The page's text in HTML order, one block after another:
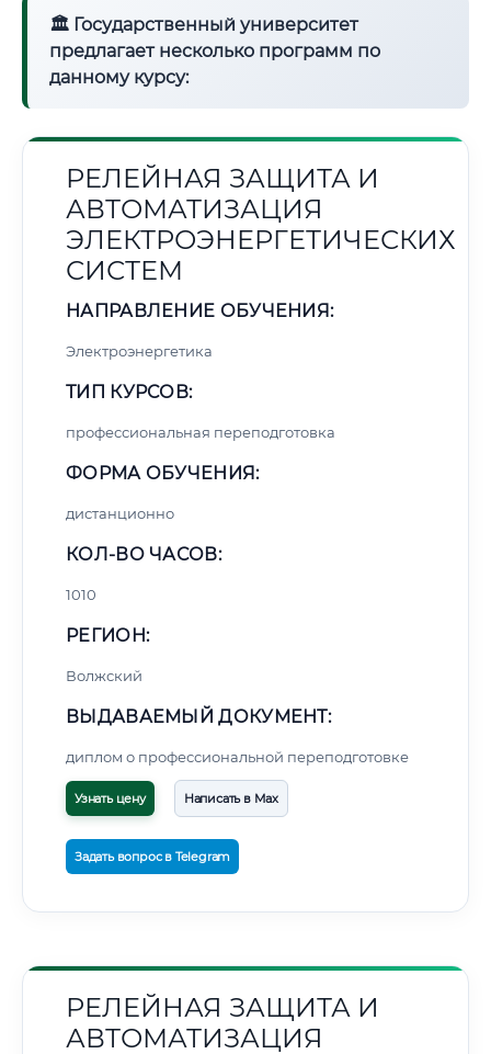
🏛 Государственный университет
предлагает несколько программ по
данному курсу:
РЕЛЕЙНАЯ ЗАЩИТА И
АВТОМАТИЗАЦИЯ
ЭЛЕКТРОЭНЕРГЕТИЧЕСКИХ
СИСТЕМ
НАПРАВЛЕНИЕ ОБУЧЕНИЯ:
Электроэнергетика
ТИП КУРСОВ:
профессиональная переподготовка
ФОРМА ОБУЧЕНИЯ:
дистанционно
КОЛ-ВО ЧАСОВ:
1010
РЕГИОН:
Волжский
ВЫДАВАЕМЫЙ ДОКУМЕНТ:
диплом о профессиональной переподготовке
Узнать цену Написать в Max
Задать вопрос в Telegram
РЕЛЕЙНАЯ ЗАЩИТА И
АВТОМАТИЗАЦИЯ